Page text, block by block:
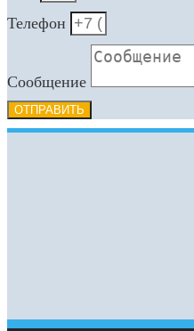
Телефон
Сообщение
ОТПРАВИТЬ